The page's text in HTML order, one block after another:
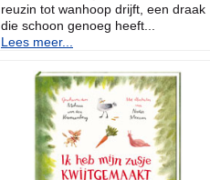
reuzin tot wanhoop drijft, een draak
die schoon genoeg heeft...
Lees meer...